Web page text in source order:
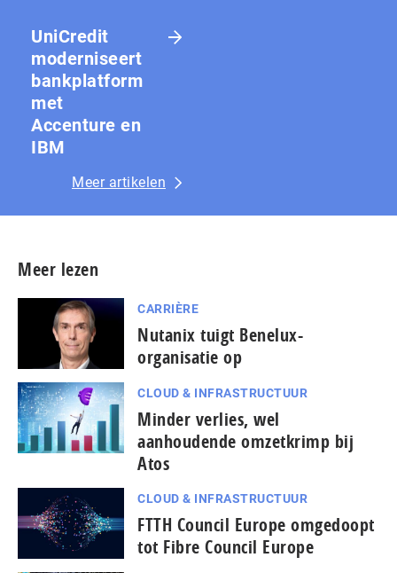
UniCredit
moderniseert
bankplatform
met
Accenture en
IBM
Meer artikelen
Meer lezen
CARRIÈRE
Nutanix tuigt Benelux-
organisatie op
CLOUD & INFRASTRUCTUUR
Minder verlies, wel
aanhoudende omzetkrimp bij
Atos
CLOUD & INFRASTRUCTUUR
FTTH Council Europe omgedoopt
tot Fibre Council Europe